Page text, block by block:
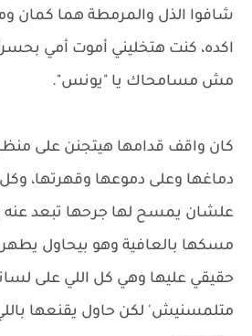
شافوا الذل والمرمطة هما
اكده، كنت هتخليني أموت أمي
مش مسامحاك يا "يونس".
كان واقف قدامها هيتجنن على
دماغها وعلى دموعها وقهرتها،
علشان يمسح لها جرحها تبعد عنه
مسكها بالعافية وهو بيحاول
حقيقي عليها وهي كل اللي على
متلمسنيش' لكن حاول يقنعها